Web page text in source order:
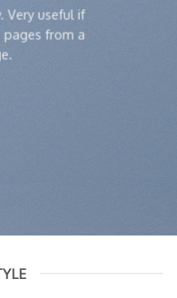
Very useful if
from a